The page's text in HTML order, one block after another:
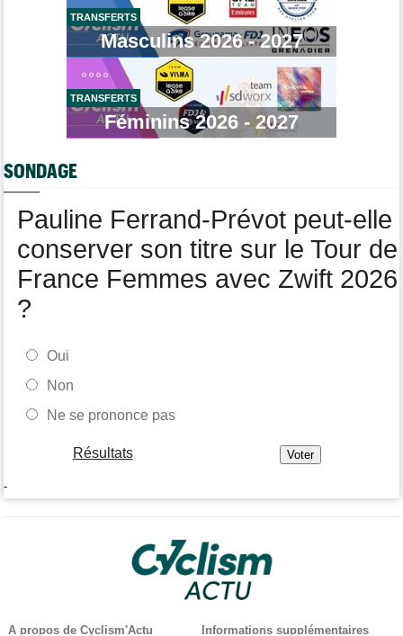
Tour de France Femmes
Puck Pieterse : "Je vise le maillot à pois..."
13:36
Tour de France Femmes
Marlen Reusser, maillot jaune : "Le Mont Ventoux, on verra"
Agenda
Le Tour Femmes, Pologne, Burgos… le programme de la fin de
Parcours, favoris, profil… La 7e étape et le Mont Ventoux !
TRANSFERTS
Masculins 2026 - 2027
TRANSFERTS
Féminins 2026 - 2027
SONDAGE
Pauline Ferrand-Prévot peut-elle
conserver son titre sur le Tour de
France Femmes avec Zwift 2026
?
Oui
Non
Ne se prononce pas
Résultats
-
A propos de Cyclism'Actu Informations supplémentaires